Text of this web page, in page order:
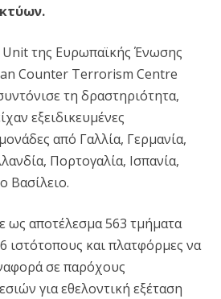
της Ευρωπαϊκής Ένωσης
Counter Terrorism Centre
τη δραστηριότητα,
εξειδικευμένες
από Γαλλία, Γερμανία,
Πορτογαλία, Ισπανία,
Βασίλειο.
ως αποτέλεσμα 563 τμήματα
ιστότοπους και πλατφόρμες να
σε παρόχους
για εθελοντική εξέταση